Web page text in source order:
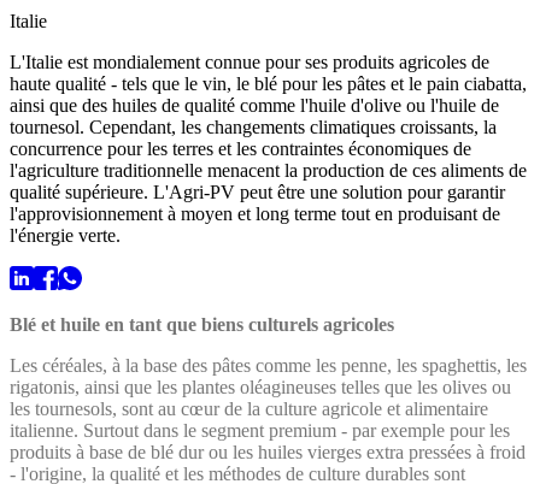
Italie
L'Italie est mondialement connue pour ses produits agricoles de
haute qualité - tels que le vin, le blé pour les pâtes et le pain ciabatta,
ainsi que des huiles de qualité comme l'huile d'olive ou l'huile de
tournesol. Cependant, les changements climatiques croissants, la
concurrence pour les terres et les contraintes économiques de
l'agriculture traditionnelle menacent la production de ces aliments de
qualité supérieure. L'Agri-PV peut être une solution pour garantir
l'approvisionnement à moyen et long terme tout en produisant de
l'énergie verte.
Blé et huile en tant que biens culturels agricoles
Les céréales, à la base des pâtes comme les penne, les spaghettis, les
rigatonis, ainsi que les plantes oléagineuses telles que les olives ou
les tournesols, sont au cœur de la culture agricole et alimentaire
italienne. Surtout dans le segment premium - par exemple pour les
produits à base de blé dur ou les huiles vierges extra pressées à froid
- l'origine, la qualité et les méthodes de culture durables sont